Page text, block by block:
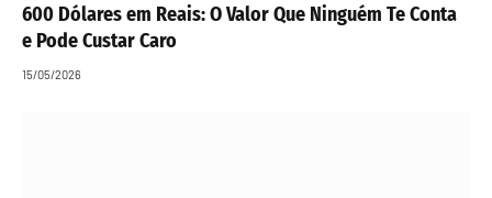
600 Dólares em Reais: O Valor Que Ninguém Te Conta
e Pode Custar Caro
15/05/2026